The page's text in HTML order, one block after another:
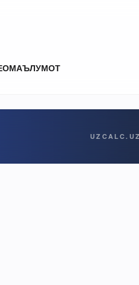
МАЪЛУМОТ
UZCALC.UZ